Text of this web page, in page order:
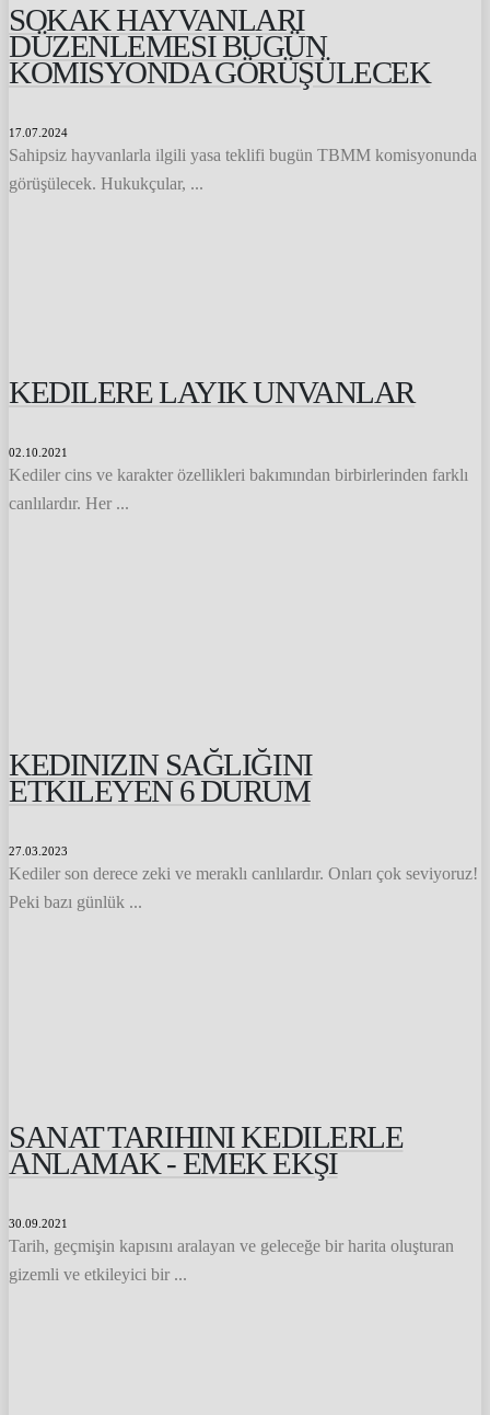
SOKAK HAYVANLARI
DÜZENLEMESI BUGÜN
KOMISYONDA GÖRÜŞÜLECEK
17.07.2024
Sahipsiz hayvanlarla ilgili yasa teklifi bugün TBMM komisyonunda
görüşülecek. Hukukçular, ...
KEDILERE LAYIK UNVANLAR
02.10.2021
Kediler cins ve karakter özellikleri bakımından birbirlerinden farklı
canlılardır. Her ...
KEDINIZIN SAĞLIĞINI
ETKILEYEN 6 DURUM
27.03.2023
Kediler son derece zeki ve meraklı canlılardır. Onları çok seviyoruz!
Peki bazı günlük ...
SANAT TARIHINI KEDILERLE
ANLAMAK - EMEK EKŞI
30.09.2021
Tarih, geçmişin kapısını aralayan ve geleceğe bir harita oluşturan
gizemli ve etkileyici bir ...